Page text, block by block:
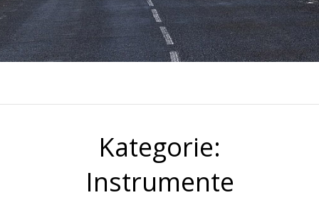
Kategorie:
Instrumente